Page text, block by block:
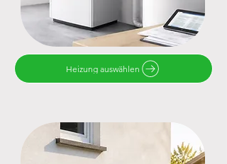
Heizung auswählen